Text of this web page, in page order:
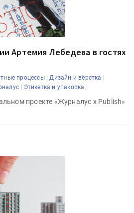
Артемия Лебедева в гостях
процессы|Дизайн и вёрстка |
| Этикетка и упаковка |
проекте «Журналус x Publish»